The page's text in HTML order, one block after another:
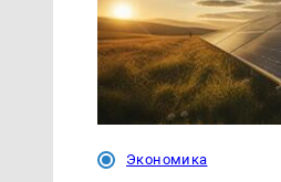
Экономика